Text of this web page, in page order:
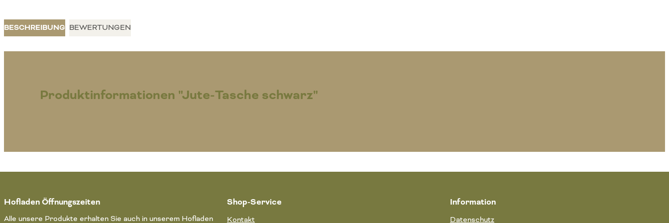
BESCHREIBUNG BEWERTUNGEN
Produktinformationen "Jute-Tasche schwarz"
Hofladen Öffnungszeiten
Alle unsere Produkte erhalten Sie auch in unserem Hofladen
Shop-Service
Kontakt
Information
Datenschutz